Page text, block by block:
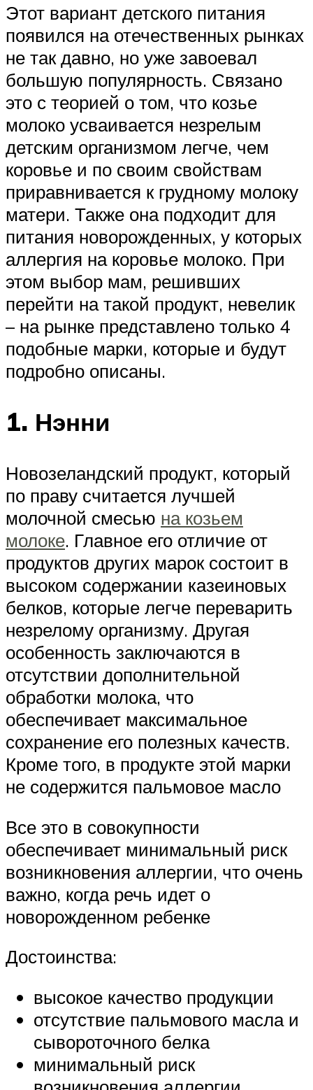
Этот вариант детского питания
появился на отечественных рынках
не так давно, но уже завоевал
большую популярность. Связано
это с теорией о том, что козье
молоко усваивается незрелым
детским организмом легче, чем
коровье и по своим свойствам
приравнивается к грудному молоку
матери. Также она подходит для
питания новорожденных, у которых
аллергия на коровье молоко. При
этом выбор мам, решивших
перейти на такой продукт, невелик
– на рынке представлено только 4
подобные марки, которые и будут
подробно описаны.
1. Нэнни
Новозеландский продукт, который
по праву считается лучшей
молочной смесью на козьем
молоке. Главное его отличие от
продуктов других марок состоит в
высоком содержании казеиновых
белков, которые легче переварить
незрелому организму. Другая
особенность заключаются в
отсутствии дополнительной
обработки молока, что
обеспечивает максимальное
сохранение его полезных качеств.
Кроме того, в продукте этой марки
не содержится пальмовое масло
Все это в совокупности
обеспечивает минимальный риск
возникновения аллергии, что очень
важно, когда речь идет о
новорожденном ребенке
Достоинства:
высокое качество продукции
отсутствие пальмового масла и
сывороточного белка
минимальный риск